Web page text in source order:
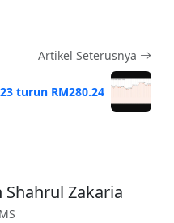
Artikel Seterusnya
turun RM280.24
Zakaria